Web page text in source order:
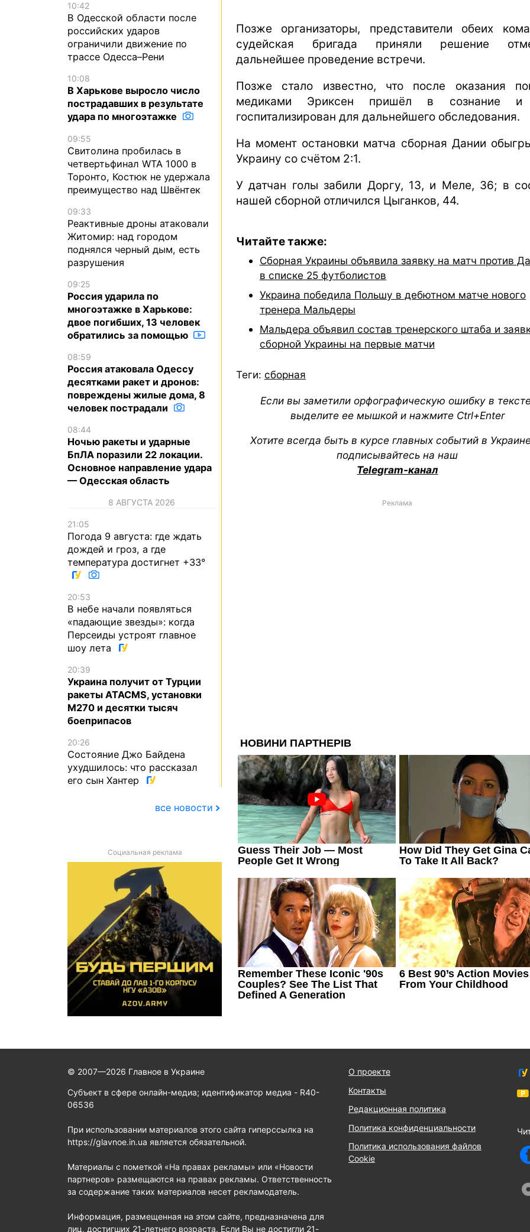
Позже организаторы, представители обеих
судейская бригада приняли решение
дальнейшее проведение встречи.
Позже стало известно, что после оказания
медиками Эриксен пришёл в сознание
госпитализирован для дальнейшего обследования.
На момент остановки матча сборная Дании
Украину со счётом 2:1.
У датчан голы забили Доргу, 13, и Меле, 36; в
нашей сборной отличился Цыганков, 44.
Читайте также:
Сборная Украины объявила заявку на матч против
в списке 25 футболистов
Украина победила Польшу в дебютном матче нового
тренера Мальдеры
Мальдера объявил состав тренерского штаба и
сборной Украины на первые матчи
Теги: сборная
Если вы заметили орфографическую ошибку в
выделите ее мышкой и нажмите Ctrl+Enter
Хотите всегда быть в курсе главных событий в
подписывайтесь на наш
Telegram-канал
Реклама
10:42
В Одесской области после
российских ударов
ограничили движение по
трассе Одесса–Рени
10:08
В Харькове выросло число
пострадавших в результате
удара по многоэтажке
09:55
Свитолина пробилась в
четвертьфинал WTA 1000 в
Торонто, Костюк не удержала
преимущество над Швёнтек
09:33
Реактивные дроны атаковали
Житомир: над городом
поднялся черный дым, есть
разрушения
09:25
Россия ударила по
многоэтажке в Харькове:
двое погибших, 13 человек
обратились за помощью
08:59
Россия атаковала Одессу
десятками ракет и дронов:
повреждены жилые дома, 8
человек пострадали
08:44
Ночью ракеты и ударные
БпЛА поразили 22 локации.
Основное направление удара
— Одесская область
8 АВГУСТА 2026
21:05
Погода 9 августа: где ждать
дождей и гроз, а где
температура достигнет +33°
20:53
В небе начали появляться
«падающие звезды»: когда
Персеиды устроят главное
шоу лета
20:39
Украина получит от Турции
ракеты ATACMS, установки
M270 и десятки тысяч
боеприпасов
20:26
Состояние Джо Байдена
ухудшилось: что рассказал
его сын Хантер
все новости
Социальная реклама
© 2007—2026 Главное в Украине
Субъект в сфере онлайн-медиа; идентификатор медиа - R40-
06536
При использовании материалов этого сайта гиперссылка на
https://glavnoe.in.ua является обязательной.
Материалы с пометкой «На правах рекламы» или «Новости
партнеров» размещаются на правах рекламы. Ответственность
за содержание таких материалов несет рекламодатель.
Информация, размещенная на этом сайте, предназначена для
лиц, достигших 21-летнего возраста. Если Вы не достигли 21-
О проекте
Контакты
Редакционная политика
Политика конфиденциальности
Политика использования файлов
Cookie